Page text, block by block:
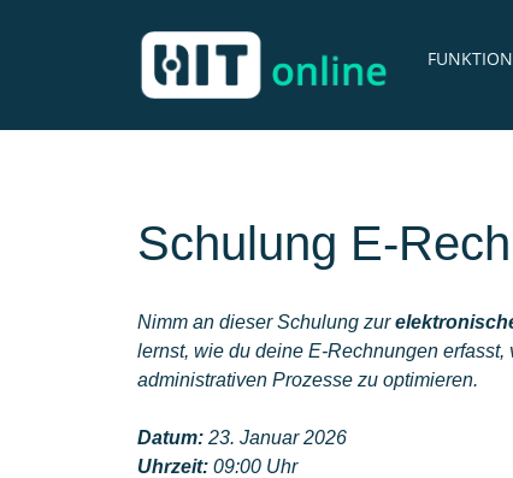
Schulung E-
Nimm an dieser Schulung zur
lernst, wie du deine E-Rechnungen
administrativen Prozesse zu optimieren.
Datum: 23. Januar 2026
Uhrzeit: 09:00 Uhr